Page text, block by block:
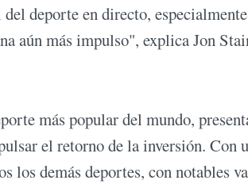
deporte en directo,
aún más impulso", explica Jon
más popular del mundo,
el retorno de la inversión. Con
los demás deportes, con notables